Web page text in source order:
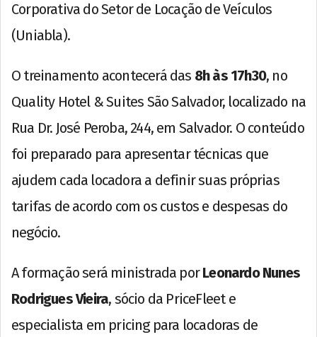
Corporativa do Setor de Locação de Veículos
(Uniabla).
O treinamento acontecerá das 8h às 17h30, no
Quality Hotel & Suites São Salvador, localizado na
Rua Dr. José Peroba, 244, em Salvador. O conteúdo
foi preparado para apresentar técnicas que
ajudem cada locadora a definir suas próprias
tarifas de acordo com os custos e despesas do
negócio.
A formação será ministrada porLeonardo Nunes
Rodrigues Vieira, sócio da PriceFleet e
especialista em pricing para locadoras de